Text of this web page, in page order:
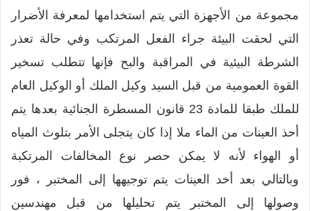
مجموعة من الأجهزة التي يتم استخدامها لمعرفة الأضرار
التي لحقت البيئة جراء الفعل المرتكب وفي حالة تعذر
الشرطة البيئية في المراقبة والبح فإنها تتطلب تسخير
القوة العمومية من قبل السيد وكيل الملك أو الوكيل العام
للملك طبقا للمادة 23 قانون المسطرة الجنائية بعدها يتم
أحذ العينات من الماء ملا إذا كان يتجلى الأمر بتلوث المياه
أو الهواء لأنه لا يمكن حصر نوع المخالفات المرتكبة
وبالتالي بعد أخد العينات يتم توجيهها إلى المختبر ، فور
وصولها إلى المختبر يتم تحليلها من قبل مهندسين